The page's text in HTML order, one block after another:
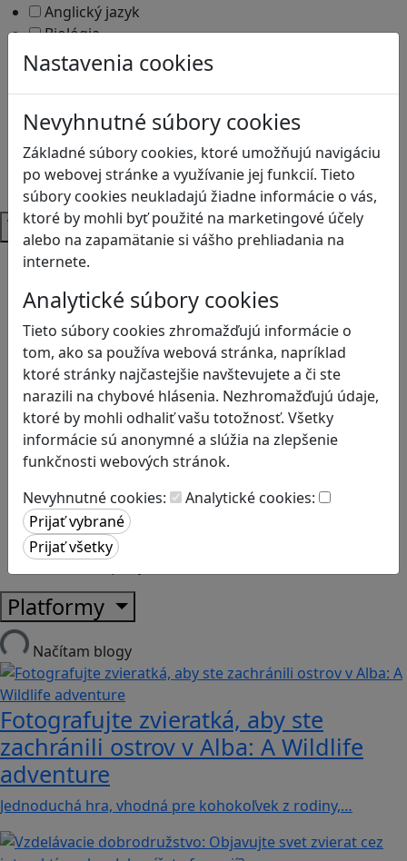
Nastavenia cookies
Nevyhnutné súbory cookies
Základné súbory cookies, ktoré umožňujú navigáciu
po webovej stránke a využívanie jej funkcií. Tieto
súbory cookies neukladajú žiadne informácie o vás,
ktoré by mohli byť použité na marketingové účely
alebo na zapamätanie si vášho prehliadania na
internete.
Analytické súbory cookies
Tieto súbory cookies zhromažďujú informácie o
tom, ako sa používa webová stránka, napríklad
ktoré stránky najčastejšie navštevujete a či ste
narazili na chybové hlásenia. Nezhromažďujú údaje,
ktoré by mohli odhaliť vašu totožnosť. Všetky
informácie sú anonymné a slúžia na zlepšenie
funkčnosti webových stránok.
Nevyhnutné cookies:
Analytické cookies:
Anglický jazyk
Biológia
Dejepis
Environmentálna výchova
Etická výchova
Geografia
Matematika
Občianska náuka
Vlastiveda
Témy
Bezpečnosť na internete
Digitálna rovnováha
Ekológia
Globálne vzdelávanie
Kreativita
Kritické myslenie
Kyberšikana
Logické myslenie
Ľudské práva a tolerancia
Programovanie/Technika
Sociálne zručnosti a kooperácia
Strategické myslenie
Zdravie a pohyb
Platformy
Načítam blogy
Fotografujte zvieratká, aby ste
zachránili ostrov v Alba: A Wildlife
adventure
Jednoduchá hra, vhodná pre kohokoľvek z rodiny,…